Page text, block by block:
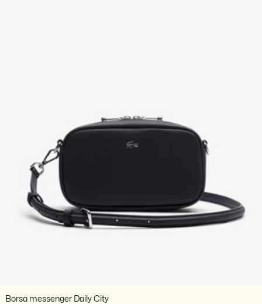
Borsa messenger Daily City